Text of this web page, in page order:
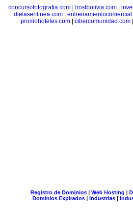
concursofotografia.com| hostbolivia.com|
dietasenlinea.com|
promohoteles.com
cibercomunidad.com
Registro de Dominios| Web Hosting |
Dominios Expirados | Industrias |